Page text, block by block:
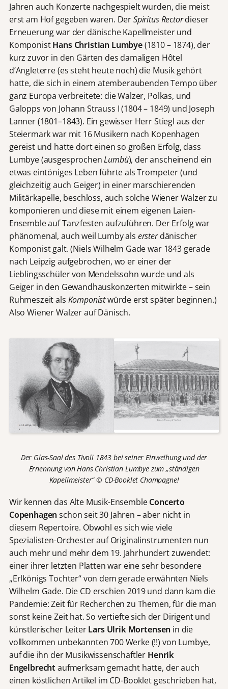
Jahren auch Konzerte nachgespielt wurden, die meist
erst am Hof gegeben waren. DerSpiritus Rectordieser
Erneuerung war der dänische Kapellmeister und
KomponistHans Christian Lumbye(1810 – 1874), der
kurz zuvor in den Gärten des damaligen Hôtel
d’Angleterre (es steht heute noch) die Musik gehört
hatte, die sich in einem atemberaubenden Tempo über
ganz Europa verbreitete: die Walzer, Polkas, und
Galopps von Johann Strauss I (1804 – 1849) und Joseph
Lanner (1801–1843). Ein gewisser Herr Stiegl aus der
Steiermark war mit 16 Musikern nach Kopenhagen
gereist und hatte dort einen so großen Erfolg, dass
Lumbye (ausgesprochenLumbü), der anscheinend ein
etwas eintöniges Leben führte als Trompeter (und
gleichzeitig auch Geiger) in einer marschierenden
Militärkapelle, beschloss, auch solche Wiener Walzer zu
komponieren und diese mit einem eigenen Laien-
Ensemble auf Tanzfesten aufzuführen. Der Erfolg war
phänomenal, auch weil Lumby als ersterdänischer
Komponist galt. (Niels Wilhelm Gade war 1843 gerade
nach Leipzig aufgebrochen, wo er einer der
Lieblingsschüler von Mendelssohn wurde und als
Geiger in den Gewandhauskonzerten mitwirkte – sein
Ruhmeszeit als Komponistwürde erst später beginnen.)
Also Wiener Walzer auf Dänisch.
Der Glas-Saal des Tivoli 1843 bei seiner Einweihung und der
Ernennung von Hans Christian Lumbye zum „ständigen
Kapellmeister“ © CD-Booklet Champagne!
Wir kennen das Alte Musik-EnsembleConcerto
Copenhagenschon seit 30 Jahren – aber nicht in
diesem Repertoire. Obwohl es sich wie viele
Spezialisten-Orchester auf Originalinstrumenten nun
auch mehr und mehr dem 19. Jahrhundert zuwendet:
einer ihrer letzten Platten war eine sehr besondere
„Erlkönigs Tochter“ von dem gerade erwähnten Niels
Wilhelm Gade. Die CD erschien 2019 und dann kam die
Pandemie: Zeit für Recherchen zu Themen, für die man
sonst keine Zeit hat. So vertiefte sich der Dirigent und
künstlerischer LeiterLars Ulrik Mortensen in die
vollkommen unbekannten 700 Werke (!!) von Lumbye,
auf die ihn der Musikwissenschaftler Henrik
Engelbrechtaufmerksam gemacht hatte, der auch
einen köstlichen Artikel im CD-Booklet geschrieben hat,